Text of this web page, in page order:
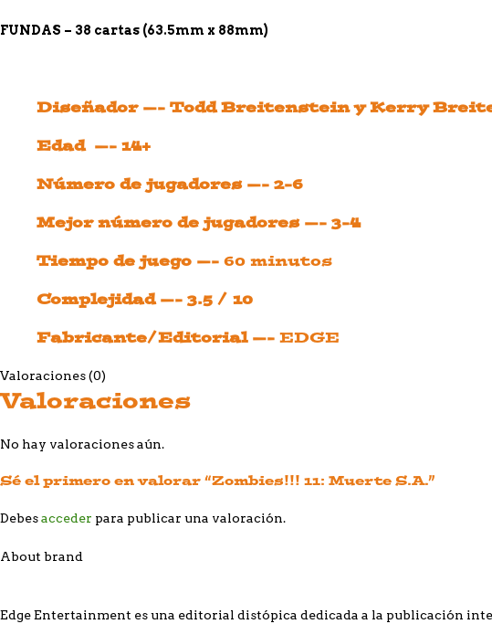
FUNDAS – 38 cartas (63.5mm x 88mm)
Diseñador —- Todd Breitenstein y Kerry
Edad —- 14+
Número de jugadores —- 2-6
Mejor número de jugadores —- 3-4
Tiempo de juego —- 60 minutos
Complejidad —- 3.5 / 10
Fabricante/Editorial —- EDGE
Valoraciones (0)
Valoraciones
No hay valoraciones aún.
Sé el primero en valorar “Zombies!!! 11: Muerte S.A.”
Debesacceder para publicar una valoración.
About brand
Edge Entertainment es una editorial distópica dedicada a la publicación